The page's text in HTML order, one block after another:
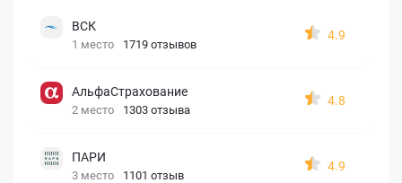
ВСК
1 место 1719 отзывов
4.9
АльфаСтрахование
2 место 1303 отзыва
4.8
ПАРИ
3 место 1101 отзыв
4.9